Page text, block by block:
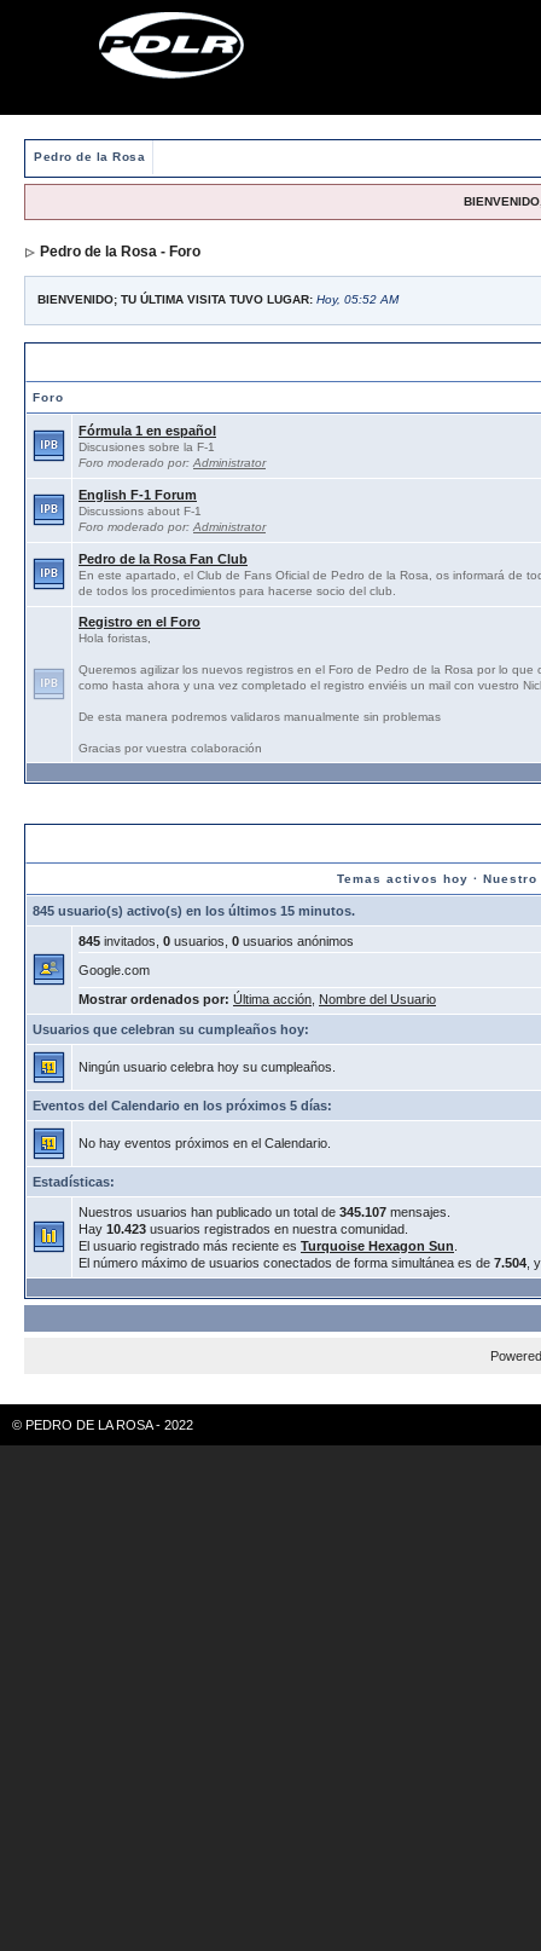
Pedro de la Rosa
Pedro de la Rosa - Foro
BIENVENIDO; TU ÚLTIMA VISITA TUVO LUGAR: Hoy, 05:52 AM
Foro
Fórmula 1 en español
Discusiones sobre la F-1
Foro moderado por: Administrator
English F-1 Forum
Discussions about F-1
Foro moderado por: Administrator
Pedro de la Rosa Fan Club
En este apartado, el Club de Fans Oficial de Pedro de la Rosa, os informará de
de todos los procedimientos para hacerse socio del club.
Registro en el Foro
Hola foristas,
Queremos agilizar los nuevos registros en el Foro de Pedro de la Rosa por lo
como hasta ahora y una vez completado el registro enviéis un mail con vuestro
De esta manera podremos validaros manualmente sin problemas
Gracias por vuestra colaboración
Temas activos hoy · Nuestro
845 usuario(s) activo(s) en los últimos 15 minutos.
845 invitados, 0 usuarios, 0 usuarios anónimos
Google.com
Mostrar ordenados por: Última acción Nombre del Usuario
Usuarios que celebran su cumpleaños hoy:
Ningún usuario celebra hoy su cumpleaños.
Eventos del Calendario en los próximos 5 días:
No hay eventos próximos en el Calendario.
Estadísticas:
Nuestros usuarios han publicado un total de 345.107 mensajes.
Hay 10.423 usuarios registrados en nuestra comunidad.
El usuario registrado más reciente es Turquoise Hexagon Sun
El número máximo de usuarios conectados de forma simultánea es de 7.504 ,
© PEDRO DE LA ROSA - 2022